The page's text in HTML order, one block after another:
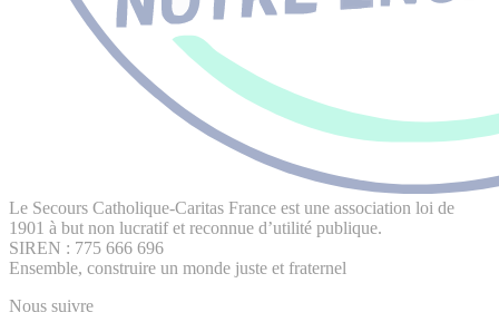
Le Secours Catholique-Caritas France est une association loi de
1901 à but non lucratif et reconnue d’utilité publique.
SIREN : 775 666 696
Ensemble, construire un monde juste et fraternel
Nous suivre